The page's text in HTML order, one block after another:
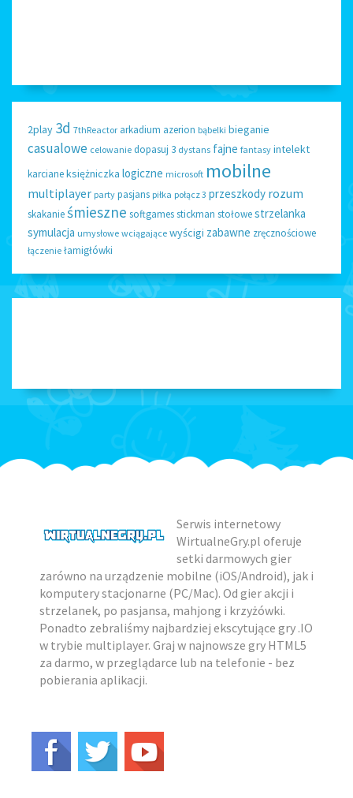
2play 3d 7thReactor arkadium azerion bąbelki bieganie
casualowe celowanie dopasuj 3 dystans fajne fantasy intelekt
karcianeksiężniczka logiczne microsoft mobilne
multiplayer party pasjans piłka połącz 3 przeszkody rozum
skakanieśmieszne softgamesstickman stołowestrzelanka
symulacja umysłowe wciągające wyścigi zabawne zręcznościowe
łączenie łamigłówki
Serwis internetowy
WirtualneGry.pl oferuje
setki darmowych gier
zarówno na urządzenie mobilne (iOS/Android), jak i
komputery stacjonarne (PC/Mac). Od gier akcji i
strzelanek, po pasjansa, mahjong i krzyżówki.
Ponadto zebraliśmy najbardziej ekscytujące gry .IO
w trybie multiplayer. Graj w najnowsze gry HTML5
za darmo, w przeglądarce lub na telefonie - bez
pobierania aplikacji.